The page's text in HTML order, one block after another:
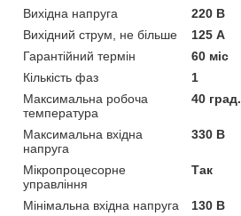
Вихідна напруга
220 В
Вихідний струм, не більше
125 А
Гарантійний термін
60 міс
Кількість фаз
1
Максимальна робоча
температура
40 град.
Максимальна вхідна
напруга
330 В
Мікропроцесорне
управління
Так
Мінімальна вхідна напруга
130 В